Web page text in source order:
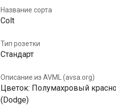
Название сорта
Colt
Тип розетки
Стандарт
Описание из AVML (avsa.org)
Цветок: Полумахровый
(Dodge)